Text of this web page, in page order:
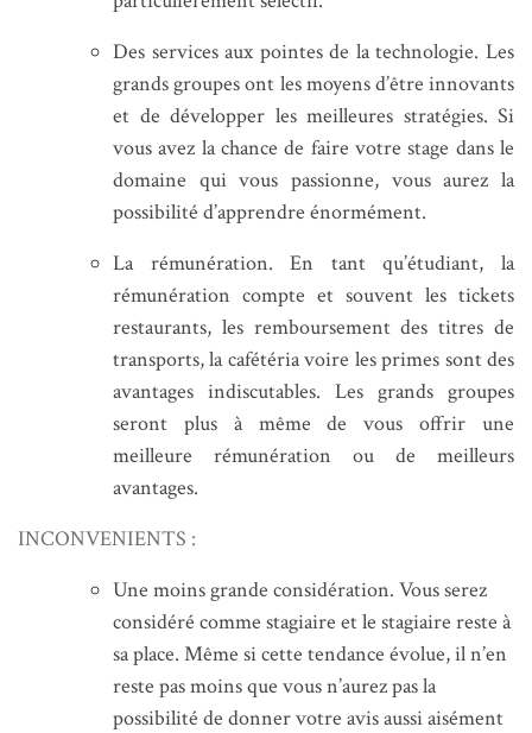
Des services aux pointes de la technologie. Les
grands groupes ont les moyens d’être innovants
et de développer les meilleures stratégies. Si
vous avez la chance de faire votre stage dans le
domaine qui vous passionne, vous aurez la
possibilité d’apprendre énormément.
La rémunération. En tant qu’étudiant, la
rémunération compte et souvent les tickets
restaurants, les remboursement des titres de
transports, la cafétéria voire les primes sont des
avantages indiscutables. Les grands groupes
seront plus à même de vous offrir une
meilleure rémunération ou de meilleurs
avantages.
INCONVENIENTS :
Une moins grande considération. Vous serez
considéré comme stagiaire et le stagiaire reste à
sa place. Même si cette tendance évolue, il n’en
reste pas moins que vous n’aurez pas la
possibilité de donner votre avis aussi aisément